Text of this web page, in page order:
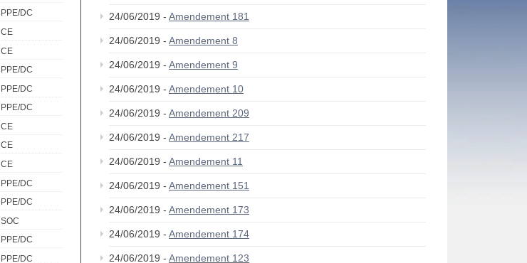
PPE/DC
CE
CE
PPE/DC
PPE/DC
PPE/DC
CE
CE
CE
PPE/DC
PPE/DC
SOC
PPE/DC
PPE/DC
24/06/2019 - Amendement 181
24/06/2019 - Amendement 8
24/06/2019 - Amendement 9
24/06/2019 - Amendement 10
24/06/2019 - Amendement 209
24/06/2019 - Amendement 217
24/06/2019 - Amendement 11
24/06/2019 - Amendement 151
24/06/2019 - Amendement 173
24/06/2019 - Amendement 174
24/06/2019 - Amendement 123